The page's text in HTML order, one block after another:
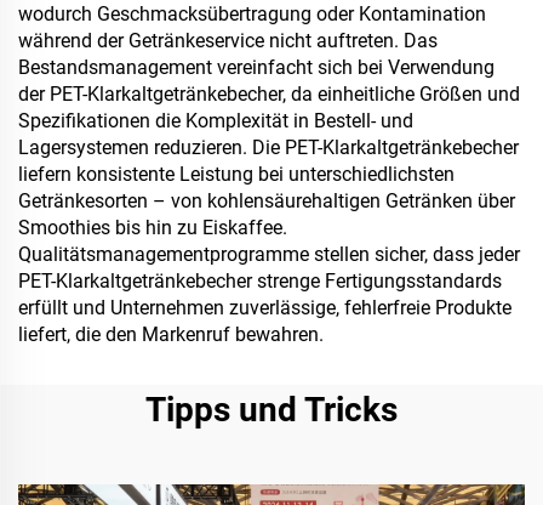
wodurch Geschmacksübertragung oder Kontamination
während der Getränkeservice nicht auftreten. Das
Bestandsmanagement vereinfacht sich bei Verwendung
der PET-Klarkaltgetränkebecher, da einheitliche Größen und
Spezifikationen die Komplexität in Bestell- und
Lagersystemen reduzieren. Die PET-Klarkaltgetränkebecher
liefern konsistente Leistung bei unterschiedlichsten
Getränkesorten – von kohlensäurehaltigen Getränken über
Smoothies bis hin zu Eiskaffee.
Qualitätsmanagementprogramme stellen sicher, dass jeder
PET-Klarkaltgetränkebecher strenge Fertigungsstandards
erfüllt und Unternehmen zuverlässige, fehlerfreie Produkte
liefert, die den Markenruf bewahren.
Tipps und Tricks